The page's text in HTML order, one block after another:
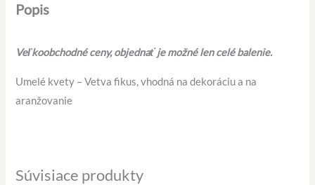
Popis
Veľkoobchodné ceny, objednať je možné len celé balenie.
Umelé kvety – Vetva fikus, vhodná na dekoráciu a na
aranžovanie
Súvisiace produkty